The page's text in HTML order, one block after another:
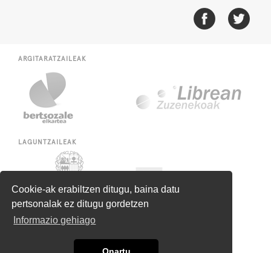
Cookie-ak erabiltzen ditugu, baina datu
pertsonalak ez ditugu gordetzen
Informazio gehiago
ARGITARATZAILEAK
LAGUNTZAILEAK